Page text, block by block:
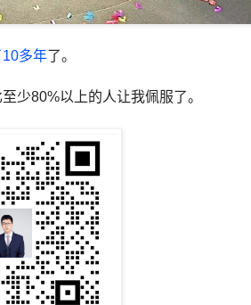
10多年了。
少80%以上的人让我佩服了。